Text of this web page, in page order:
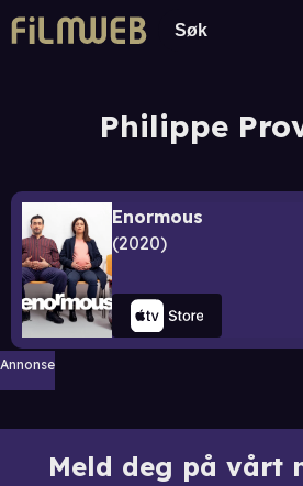
Philippe
Enormous
2020
Annonse
Meld deg på vårt